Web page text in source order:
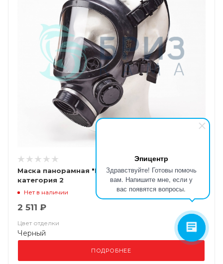
Эпицентр
Здравствуйте! Готовы помочь
вам. Напишите мне, если у
вас появятся вопросы.
Маска панорамная "БРИЗ-4301М (ППМ)"
категория 2
Нет в наличии
2 511 ₽
Цвет отделки
Черный
ПОДРОБНЕЕ